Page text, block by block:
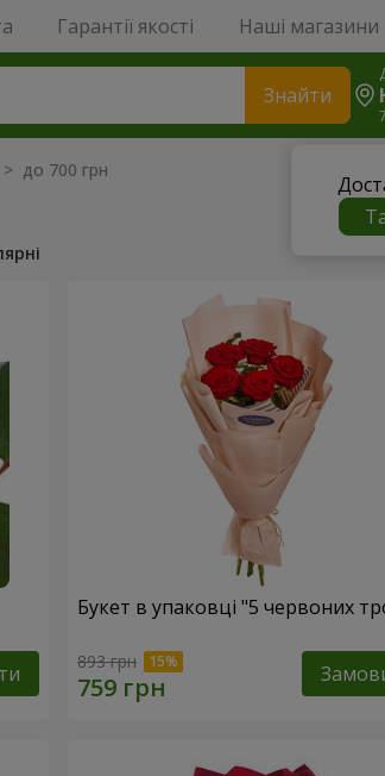
Гарантії якості Наші магазини
Знайти
до 700 грн
Букет в упаковці "5 червоних
893 грн